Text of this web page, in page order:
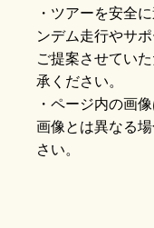
・ツアーを安全
ンデム走行やサ
ご提案させてい
承ください。
・ページ内の画
画像とは異なる
さい。